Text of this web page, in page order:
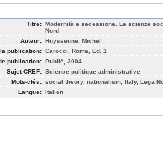
Titre: Modernità e secessione. Le scienze
Nord
Auteur: Huysseune, Michel
publication: Carocci, Roma, Ed. 1
publication: Publié, 2004
Sujet CREF: Science politique administrative
Mots-clés: social theory, nationalism, Italy, Lega
Langue: Italien